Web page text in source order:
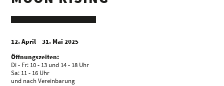
12. April – 31. Mai 2025
Öffnungszeiten:
Di - Fr: 10 - 13 und 14 - 18 Uhr
Sa: 11 - 16 Uhr
und nach Vereinbarung